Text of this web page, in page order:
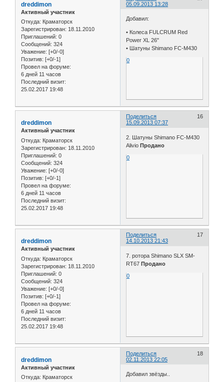
05.09.2013 13:28
dreddimon
Активный участник
Откуда: Краматорск
Зарегистрирован: 18.11.2010
Приглашений: 0
Сообщений: 324
Уважение: [+0/-0]
Позитив: [+0/-1]
Провел на форуме:
6 дней 11 часов
Последний визит:
25.02.2017 19:48
Добавил:
• Колеса FULCRUM Red
Power XL 26"
• Шатуны Shimano FC-M430
0
Поделиться
16
15.09.2013 07:37
dreddimon
Активный участник
Откуда: Краматорск
Зарегистрирован: 18.11.2010
Приглашений: 0
Сообщений: 324
Уважение: [+0/-0]
Позитив: [+0/-1]
Провел на форуме:
6 дней 11 часов
Последний визит:
25.02.2017 19:48
2. Шатуны Shimano FC-M430
AlivioПродано
0
Поделиться
17
14.10.2013 21:43
dreddimon
Активный участник
Откуда: Краматорск
Зарегистрирован: 18.11.2010
Приглашений: 0
Сообщений: 324
Уважение: [+0/-0]
Позитив: [+0/-1]
Провел на форуме:
6 дней 11 часов
Последний визит:
25.02.2017 19:48
7. ротора Shimano SLX SM-
RT67Продано
0
Поделиться
18
02.11.2013 22:05
dreddimon
Активный участник
Откуда: Краматорск
Добавил звёзды..